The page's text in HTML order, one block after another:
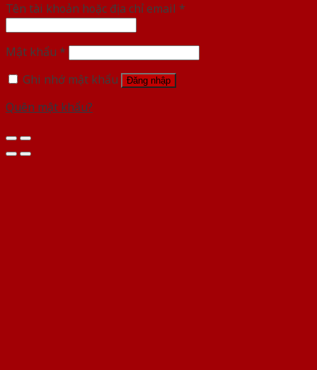
Tên tài khoản hoặc địa chỉ email *
Mật khẩu *
Ghi nhớ mật khẩu
Đăng nhập
Quên mật khẩu?